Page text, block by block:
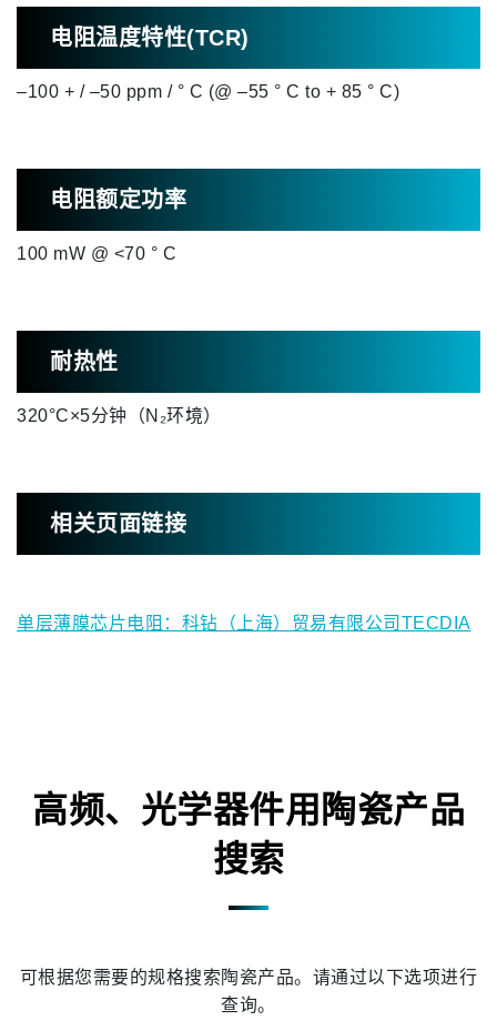
电阻温度特性(TCR)
–100 + / –50 ppm / ° C (@ –55 ° C to + 85 ° C)
电阻额定功率
100 mW @ <70 ° C
耐热性
320°C×5分钟（N₂环境）
相关页面链接
单层薄膜芯片电阻：科钻（上海）贸易有限公司TECDIA
高频、光学器件用陶瓷产品
搜索
可根据您需要的规格搜索陶瓷产品。请通过以下选项进行
查询。